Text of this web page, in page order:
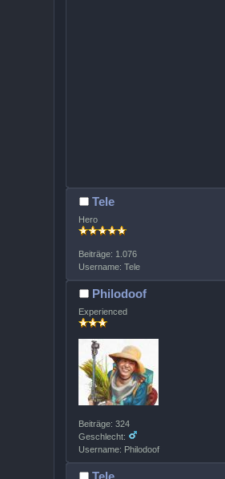
Tele
Hero
Beiträge: 1.076
Username: Tele
Philodoof
Experienced
Beiträge: 324
Geschlecht:
Username: Philodoof
Tele